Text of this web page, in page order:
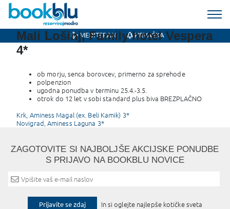
MEDITERAN HRVAŠKA
Mali Lošinj, Family hotel Vespera
4*
ob morju, senca borovcev, primerno za sprehode
polpenzion
ugodna ponudba v terminu 25.4.-3.5.
otrok do 12 let v sobi standard plus biva BREZPLAČNO
Post
navigation
Krk, Aminess Magal (ex. Beli Kamik) 3*
Novigrad, Aminess Laguna 3*
ZAGOTOVITE SI NAJBOLJŠE AKCIJSKE PONUDBE
S PRIJAVO NA BOOKBLU NOVICE
Prijavite se zdaj In si oglejte najlepše kotičke sveta